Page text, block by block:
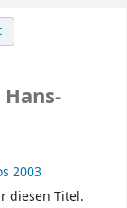
Hans-
2003
diesen Titel.